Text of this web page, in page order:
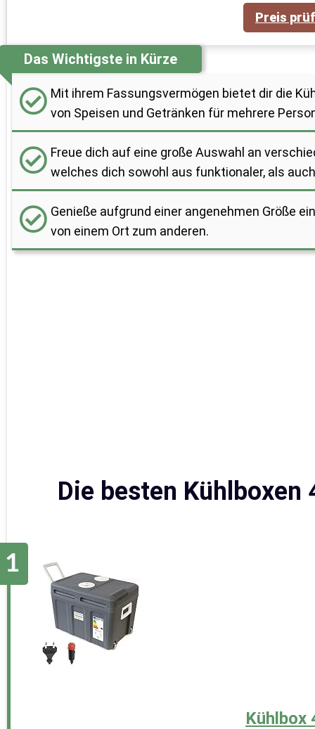
Preis
Das Wichtigste in Kürze
Mit ihrem Fassungsvermögen bietet dir die
von Speisen und Getränken für mehrere
Freue dich auf eine große Auswahl an
welches dich sowohl aus funktionaler, als
Genieße aufgrund einer angenehmen Größe
von einem Ort zum anderen.
Die besten
Kühlbox